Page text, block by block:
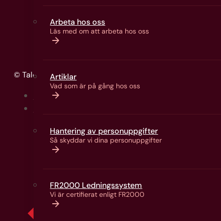
Arbeta hos oss
Läs med om att arbeta hos oss
Artiklar
Vad som är på gång hos oss
Hantering av personuppgifter
Så skyddar vi dina personuppgifter
FR2000 Ledningssystem
Vi är certifierat enligt FR2000
© Talenti Sverige AB (f.d. ABF Vux/Jobb)
Tillgänglighetsredogörelse